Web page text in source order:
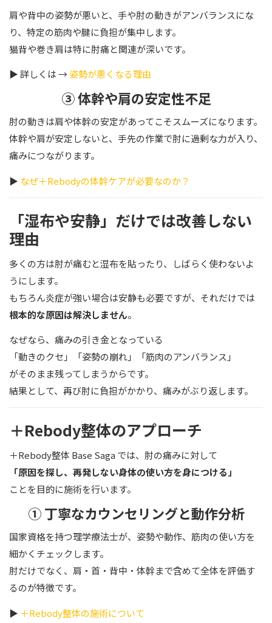
肩や背中の姿勢が悪いと、手や肘の動きがアンバランスにな
り、特定の筋肉や腱に負担が集中します。
猫背や巻き肩は特に肘痛と関連が深いです。
▶ 詳しくは →姿勢が悪くなる理由
③ 体幹や肩の安定性不足
肘の動きは肩や体幹の安定があってこそスムーズになります。
体幹や肩が安定しないと、手先の作業で肘に過剰な力が入り、
痛みにつながります。
▶ なぜ＋Rebodyの体幹ケアが必要なのか？
「湿布や安静」だけでは改善しない
理由
多くの方は肘が痛むと湿布を貼ったり、しばらく使わないよ
うにします。
もちろん炎症が強い場合は安静も必要ですが、それだけでは
根本的な原因は解決しません。
なぜなら、痛みの引き金となっている
「動きのクセ」「姿勢の崩れ」「筋肉のアンバランス」
がそのまま残ってしまうからです。
結果として、再び肘に負担がかかり、痛みがぶり返します。
＋Rebody整体のアプローチ
＋Rebody整体 Base Saga では、肘の痛みに対して
「原因を探し、再発しない身体の使い方を身につける」
ことを目的に施術を行います。
① 丁寧なカウンセリングと動作分析
国家資格を持つ理学療法士が、姿勢や動作、筋肉の使い方を
細かくチェックします。
肘だけでなく、肩・首・背中・体幹まで含めて全体を評価す
るのが特徴です。
▶ ＋Rebody整体の施術について